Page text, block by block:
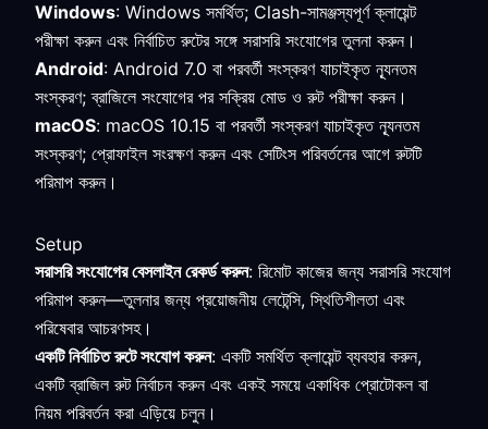
Windows: Windows সমর্থিত; Clash-সামঞ্জস্যপূর্ণ ক্লায়েন্ট
পরীক্ষা করুন এবং নির্বাচিত রুটের সঙ্গে সরাসরি সংযোগের তুলনা করুন।
Android: Android 7.0 বা পরবর্তী সংস্করণ যাচাইকৃত ন্যূনতম
সংস্করণ; ব্রাজিলে সংযোগের পর সক্রিয় মোড ও রুট পরীক্ষা করুন।
macOS: macOS 10.15 বা পরবর্তী সংস্করণ যাচাইকৃত ন্যূনতম
সংস্করণ; প্রোফাইল সংরক্ষণ করুন এবং সেটিংস পরিবর্তনের আগে রুটটি
পরিমাপ করুন।
Setup
সরাসরি সংযোগের বেসলাইন রেকর্ড করুন: রিমোট কাজের জন্য সরাসরি সংযোগ
পরিমাপ করুন—তুলনার জন্য প্রয়োজনীয় লেটেন্সি, স্থিতিশীলতা এবং
পরিষেবার আচরণসহ।
একটি নির্বাচিত রুটে সংযোগ করুন: একটি সমর্থিত ক্লায়েন্ট ব্যবহার করুন,
একটি ব্রাজিল রুট নির্বাচন করুন এবং একই সময়ে একাধিক প্রোটোকল বা
নিয়ম পরিবর্তন করা এড়িয়ে চলুন।